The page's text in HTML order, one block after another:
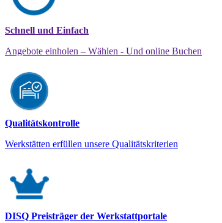
Schnell und Einfach
Angebote einholen – Wählen - Und online Buchen
Qualitätskontrolle
Werkstätten erfüllen unsere Qualitätskriterien
DISQ Preisträger der Werkstattportale